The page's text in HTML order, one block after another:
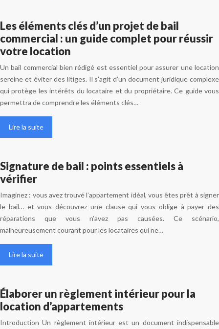
Les éléments clés d’un projet de bail
commercial : un guide complet pour réussir
votre location
Un bail commercial bien rédigé est essentiel pour assurer une location
sereine et éviter des litiges. Il s’agit d’un document juridique complexe
qui protège les intérêts du locataire et du propriétaire. Ce guide vous
permettra de comprendre les éléments clés…
Lire la suite
Signature de bail : points essentiels à
vérifier
Imaginez : vous avez trouvé l’appartement idéal, vous êtes prêt à signer
le bail… et vous découvrez une clause qui vous oblige à payer des
réparations que vous n’avez pas causées. Ce scénario,
malheureusement courant pour les locataires qui ne…
Lire la suite
Élaborer un règlement intérieur pour la
location d’appartements
Introduction Un règlement intérieur est un document indispensable